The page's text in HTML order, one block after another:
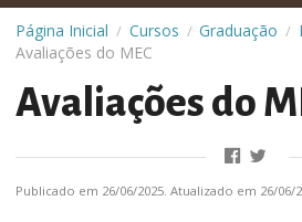
Página Inicial / Cursos / Graduação /
Avaliações do MEC
Avaliações do
Publicado em 26/06/2025. Atualizado em 26/06/